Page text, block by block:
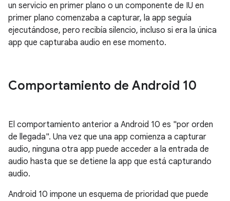
un servicio en primer plano o un componente de IU en
primer plano comenzaba a capturar, la app seguía
ejecutándose, pero recibía silencio, incluso si era la única
app que capturaba audio en ese momento.
Comportamiento de Android 10
El comportamiento anterior a Android 10 es "por orden
de llegada". Una vez que una app comienza a capturar
audio, ninguna otra app puede acceder a la entrada de
audio hasta que se detiene la app que está capturando
audio.
Android 10 impone un esquema de prioridad que puede